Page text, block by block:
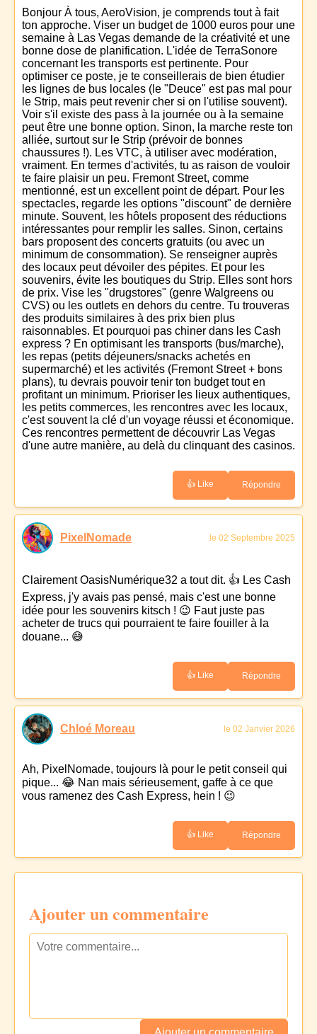
Bonjour À tous, AeroVision, je comprends tout à fait
ton approche. Viser un budget de 1000 euros pour une
semaine à Las Vegas demande de la créativité et une
bonne dose de planification. L'idée de TerraSonore
concernant les transports est pertinente. Pour
optimiser ce poste, je te conseillerais de bien étudier
les lignes de bus locales (le "Deuce" est pas mal pour
le Strip, mais peut revenir cher si on l'utilise souvent).
Voir s'il existe des pass à la journée ou à la semaine
peut être une bonne option. Sinon, la marche reste ton
alliée, surtout sur le Strip (prévoir de bonnes
chaussures !). Les VTC, à utiliser avec modération,
vraiment. En termes d'activités, tu as raison de vouloir
te faire plaisir un peu. Fremont Street, comme
mentionné, est un excellent point de départ. Pour les
spectacles, regarde les options "discount" de dernière
minute. Souvent, les hôtels proposent des réductions
intéressantes pour remplir les salles. Sinon, certains
bars proposent des concerts gratuits (ou avec un
minimum de consommation). Se renseigner auprès
des locaux peut dévoiler des pépites. Et pour les
souvenirs, évite les boutiques du Strip. Elles sont hors
de prix. Vise les "drugstores" (genre Walgreens ou
CVS) ou les outlets en dehors du centre. Tu trouveras
des produits similaires à des prix bien plus
raisonnables. Et pourquoi pas chiner dans les Cash
express ? En optimisant les transports (bus/marche),
les repas (petits déjeuners/snacks achetés en
supermarché) et les activités (Fremont Street + bons
plans), tu devrais pouvoir tenir ton budget tout en
profitant un minimum. Prioriser les lieux authentiques,
les petits commerces, les rencontres avec les locaux,
c'est souvent la clé d'un voyage réussi et économique.
Ces rencontres permettent de découvrir Las Vegas
d'une autre manière, au delà du clinquant des casinos.
👍 Like Répondre
PixelNomade le 02 Septembre 2025
Clairement OasisNumérique32 a tout dit. 👍 Les Cash
Express, j'y avais pas pensé, mais c'est une bonne
idée pour les souvenirs kitsch ! 😉 Faut juste pas
acheter de trucs qui pourraient te faire fouiller à la
douane... 😅
👍 Like Répondre
Chloé Moreau le 02 Janvier 2026
Ah, PixelNomade, toujours là pour le petit conseil qui
pique... 😂 Nan mais sérieusement, gaffe à ce que
vous ramenez des Cash Express, hein ! 😉
👍 Like Répondre
Ajouter un commentaire